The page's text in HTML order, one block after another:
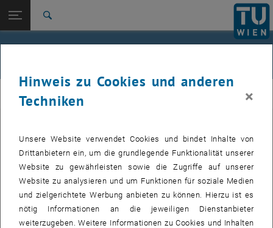
TU Login
Studium
International
Zur 1. Menü Ebene
Computational Mathematics in Engineering
Zurück: Subseiten von Markus Wess auflisten
Zurück zur letzten Ebene:
Markus Wess
CME
aktuelle Lehrveranstaltungen
AKNUM Numerische Methoden für Wellenphänomene
TISS, öffnet eine externe URL in einem neuen Fenster
,TUWEL, öffnet eine externe URL in einem neuen Fenster
Hinweis zu Cookies und anderen
Techniken
×
Unsere Website verwendet Cookies und bindet Inhalte von
Drittanbietern ein, um die grundlegende Funktionalität unserer
Website zu gewährleisten sowie die Zugriffe auf unserer
Website zu analysieren und um Funktionen für soziale Medien
und zielgerichtete Werbung anbieten zu können. Hierzu ist es
nötig Informationen an die jeweiligen Dienstanbieter
weiterzugeben. Weitere Informationen zu Cookies und Inhalten